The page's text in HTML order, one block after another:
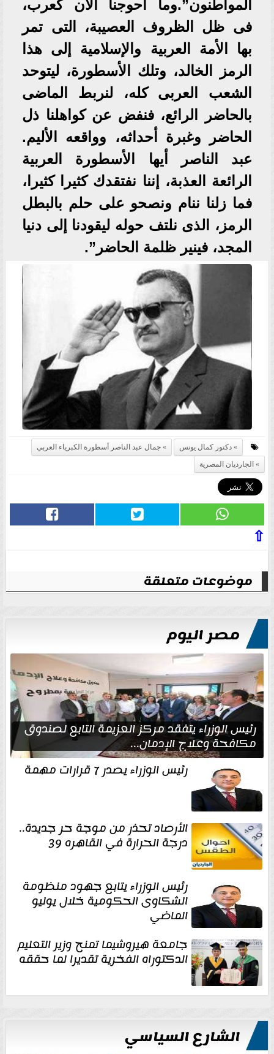
المواطنون”.وما أحوجنا الآن كعرب،
فى ظل الظروف العصيبة، التى تمر
بها الأمة العربية والإسلامية إلى هذا
الرمز الخالد، وتلك الأسطورة، ليتوحد
الشعب العربى كله، لنربط الماضى
بالحاضر الرائع، فنفض عن كواهلنا ذل
الحاضر وغبرة أحداثه، وواقعه الأليم.
عبد الناصر أيها الأسطورة العربية
الرائعة العذبة، إننا نفتقدك كثيرا كثيرا،
فما زلنا ننام ونصحو على حلم بالبطل
الرمز، الذى نلتف حوله ليقودنا إلى دنيا
المجد، فينير ظلمة الحاضر”.
دكتور كمال يونس
جمال عبد الناصر أسطورة الكبرياء العربي
الجارديان المصرية
⇧
موضوعات متعلقة
مصر اليوم
رئيس الوزراء يتفقد مركز العزيمة التابع لصندوق
مكافحة وعلاج الإدمان...
رئيس الوزراء يصدر 7 قرارات مهمة
الأرصاد تحذر من موجة حر جديدة..
درجة الحرارة في القاهره 39
رئيس الوزراء يتابع جهود منظومة
الشكاوى الحكومية خلال يوليو
الماضي
جامعة هيروشيما تمنح وزير التعليم
الدكتوراه الفخرية تقديرا لما حققه
الشارع السياسي